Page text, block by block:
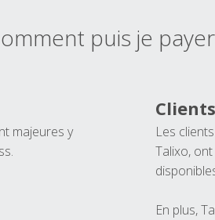
puis je payer
majeures y
Les
Talixo,
En plus,